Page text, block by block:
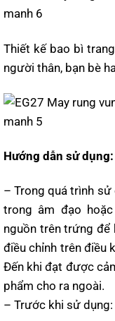
Thiết kế bao bì
người thân, bạn bè
Hướng dẫn sử dụng:
– Trong quá trình sử
trong âm đạo
nguồn trên trứng
điều chỉnh trên điều
Đến khi đạt được
phẩm cho ra ngoài.
– Trước khi sử